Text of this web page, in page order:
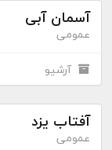
آسمان آبی
عمومی
آرشیو
آفتاب یزد
عمومی